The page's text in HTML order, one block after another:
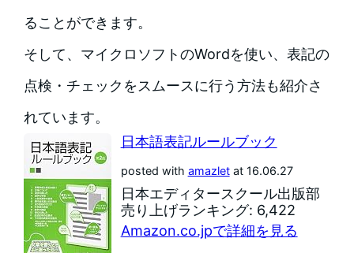
ることができます。
そして、マイクロソフトのWordを使い、表記の
点検・チェックをスムースに行う方法も紹介さ
れています。
日本語表記ルールブック
posted with amazletat 16.06.27
日本エディタースクール出版部
売り上げランキング: 6,422
Amazon.co.jpで詳細を見る